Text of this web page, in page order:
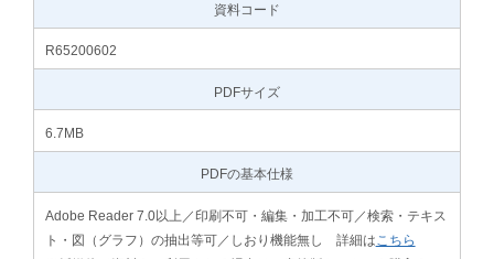
資料コード
R65200602
PDFサイズ
6.7MB
PDFの基本仕様
Adobe Reader 7.0以上／印刷不可・編集・加工不可／検索・テキス
ト・図（グラフ）の抽出等可／しおり機能無し 詳細はこちら